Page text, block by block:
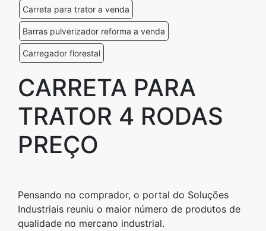
Carreta para trator a venda
Barras pulverizador reforma a venda
Carregador florestal
CARRETA PARA
TRATOR 4 RODAS
PREÇO
Pensando no comprador, o portal do Soluções
Industriais reuniu o maior número de produtos de
qualidade no mercano industrial.